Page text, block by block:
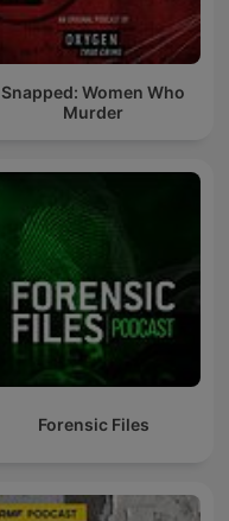
Snapped: Women Who
Murder
Forensic Files